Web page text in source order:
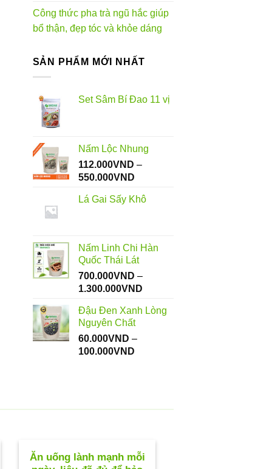
Công thức pha trà ngũ hắc giúp
bổ thận, đẹp tóc và khỏe dáng
SẢN PHẨM MỚI NHẤT
Set Sâm Bí Đao 11 vị
Nấm Lộc Nhung
112.000VND –
550.000VNDKhoảng
từ
Lá Gai Sấy Khô
Nấm Linh Chi Hàn
Quốc Thái Lát
700.000VND –
1.300.000VNDKhoảng
từ
Đậu Đen Xanh Lòng
Nguyên Chất
60.000VND –
100.000VNDKhoảng
Ăn uống lành mạnh mỗi